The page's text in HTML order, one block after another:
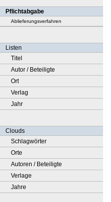
Pflichtabgabe
Ablieferungsverfahren
Listen
Titel
Autor / Beteiligte
Ort
Verlag
Jahr
Clouds
Schlagwörter
Orte
Autoren / Beteiligte
Verlage
Jahre